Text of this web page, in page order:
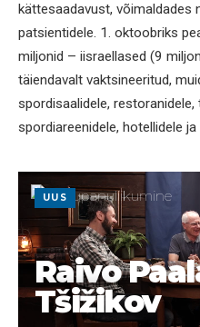
kättesaadavust, võimaldades
patsientidele. 1. oktoobriks
miljonid – iisraellased (9
täiendavalt vaktsineeritud,
spordisaalidele, restoranidele,
spordiareenidele, hotellidele
UUS
Raivo
Tšižikov